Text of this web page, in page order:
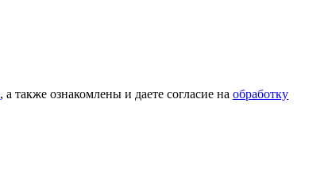
, а также ознакомлены и даете согласие на обработку